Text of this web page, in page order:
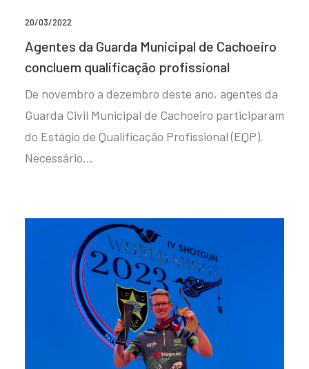
20/03/2022
Agentes da Guarda Municipal de Cachoeiro
concluem qualificação profissional
De novembro a dezembro deste ano, agentes da
Guarda Civil Municipal de Cachoeiro participaram
do Estágio de Qualificação Profissional (EQP).
Necessário…